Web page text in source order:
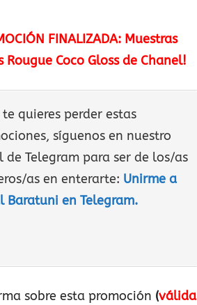
Baratuni
FINALIZADA: Muestras
Rougue Coco Gloss de Chanel!
te quieres perder estas
síguenos en nuestro
de Telegram para ser de los/as
as en enterarte: Unirme a
Baratuni en Telegram.
sobre esta promoción (válida